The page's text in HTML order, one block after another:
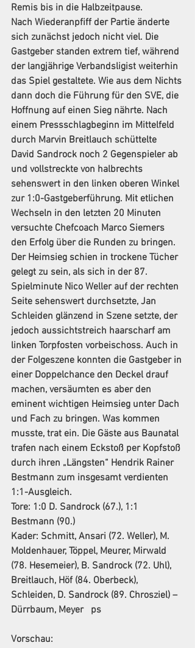
Remis bis in die Halbzeitpause.
Nach Wiederanpfiff der Partie änderte
sich zunächst jedoch nicht viel. Die
Gastgeber standen extrem tief, während
der langjährige Verbandsligist weiterhin
das Spiel gestaltete. Wie aus dem Nichts
dann doch die Führung für den SVE, die
Hoffnung auf einen Sieg nährte. Nach
einem Pressschlagbeginn im Mittelfeld
durch Marvin Breitlauch schüttelte
David Sandrock noch 2 Gegenspieler ab
und vollstreckte von halbrechts
sehenswert in den linken oberen Winkel
zur 1:0-Gastgeberführung. Mit etlichen
Wechseln in den letzten 20 Minuten
versuchte Chefcoach Marco Siemers
den Erfolg über die Runden zu bringen.
Der Heimsieg schien in trockene Tücher
gelegt zu sein, als sich in der 87.
Spielminute Nico Weller auf der rechten
Seite sehenswert durchsetzte, Jan
Schleiden glänzend in Szene setzte, der
jedoch aussichtstreich haarscharf am
linken Torpfosten vorbeischoss. Auch in
der Folgeszene konnten die Gastgeber in
einer Doppelchance den Deckel drauf
machen, versäumten es aber den
eminent wichtigen Heimsieg unter Dach
und Fach zu bringen. Was kommen
musste, trat ein. Die Gäste aus Baunatal
trafen nach einem Eckstoß per Kopfstoß
durch ihren „Längsten“ Hendrik Rainer
Bestmann zum insgesamt verdienten
1:1-Ausgleich.
Tore: 1:0 D. Sandrock (67.), 1:1
Bestmann (90.)
Kader: Schmitt, Ansari (72. Weller), M.
Moldenhauer, Töppel, Meurer, Mirwald
(78. Hesemeier), B. Sandrock (72. Uhl),
Breitlauch, Höf (84. Oberbeck),
Schleiden, D. Sandrock (89. Chrosziel) –
Dürrbaum, Meyer   ps
Vorschau: